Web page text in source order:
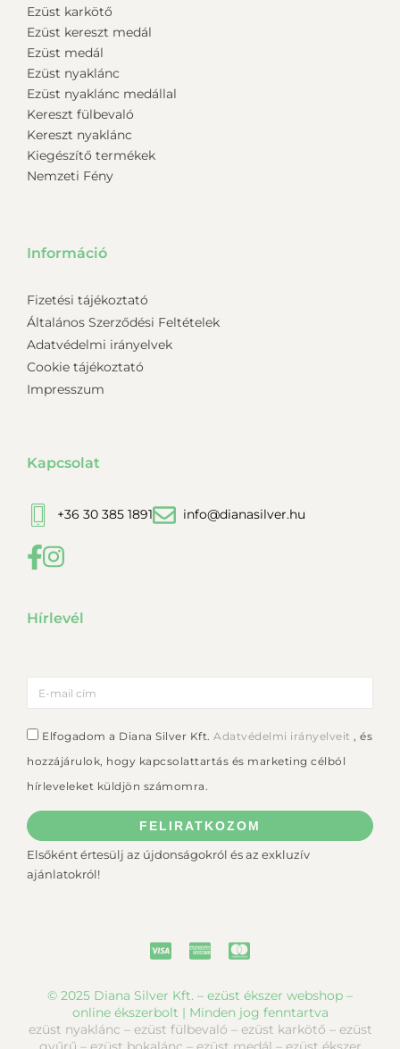
Ezüst karkötő
Ezüst kereszt medál
Ezüst medál
Ezüst nyaklánc
Ezüst nyaklánc medállal
Kereszt fülbevaló
Kereszt nyaklánc
Kiegészítő termékek
Nemzeti Fény
Információ
Fizetési tájékoztató
Általános Szerződési Feltételek
Adatvédelmi irányelvek
Cookie tájékoztató
Impresszum
Kapcsolat
+36 30 385 1891 info@dianasilver.hu
Hírlevél
Elfogadom a Diana Silver Kft. Adatvédelmi irányelveit , és
hozzájárulok, hogy kapcsolattartás és marketing célból
hírleveleket küldjön számomra.
FELIRATKOZOM
Elsőként értesülj az újdonságokról és az exkluzív
ajánlatokról!
© 2025 Diana Silver Kft. – ezüst ékszer webshop –
online ékszerbolt | Minden jog fenntartva
ezüst nyaklánc – ezüst fülbevaló – ezüst karkötő – ezüst